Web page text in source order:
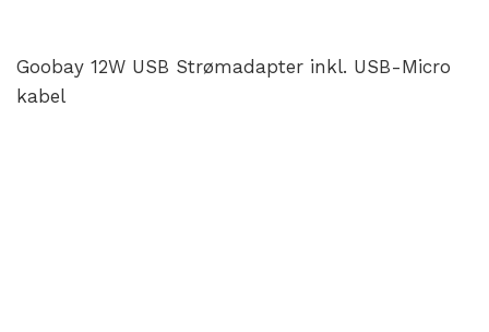
Goobay 12W USB Strømadapter inkl. USB-Micro
kabel